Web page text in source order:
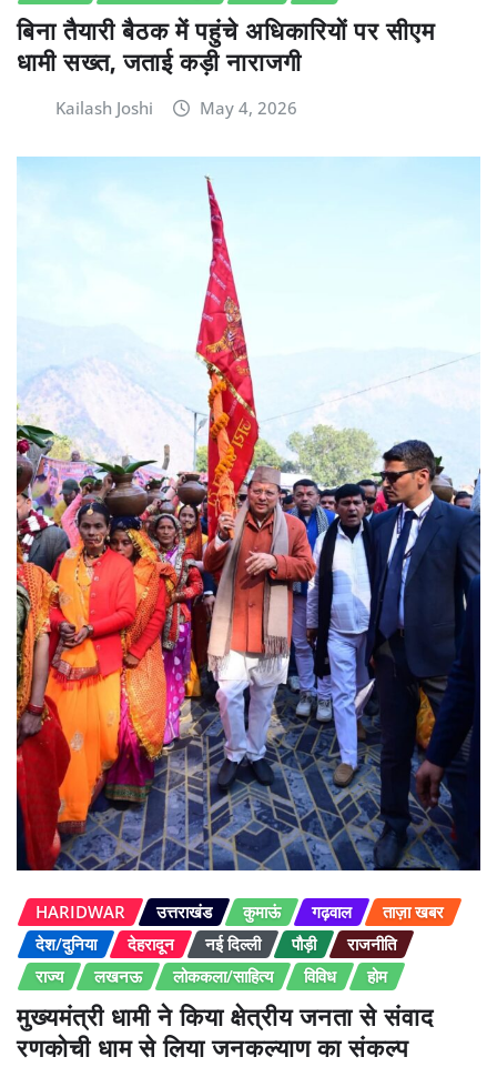
बिना तैयारी बैठक में पहुंचे अधिकारियों पर सीएम
धामी सख्त, जताई कड़ी नाराजगी
Kailash Joshi May 4, 2026
HARIDWAR उत्तराखंड कुमाऊं गढ़वाल
ताज़ा खबर
देश/दुनिया
देहरादून नई दिल्ली पौड़ी
राजनीति
राज्य
लखनऊ लोककला/साहित्य विविध होम
मुख्यमंत्री धामी ने किया क्षेत्रीय जनता से संवाद
रणकोची धाम से लिया जनकल्याण का संकल्प